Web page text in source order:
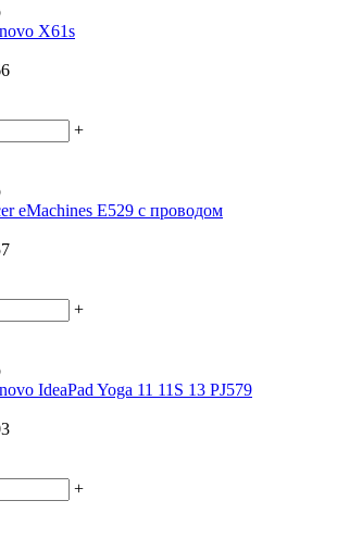
X61s
+
eMachines E529 с проводом
+
IdeaPad Yoga 11 11S 13 PJ579
+